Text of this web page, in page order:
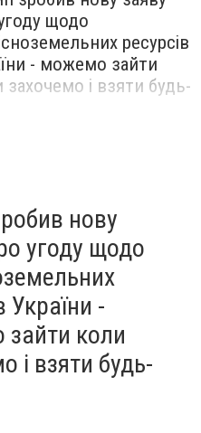
щодо
ресурсів
- можемо зайти
захочемо і взяти будь-
ДБР проводить
всій Україні
нову
угоду щодо
України -
коли
і взяти будь-